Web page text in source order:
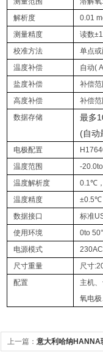
解析度
0.01
测量精度
读数
校准方法
单点
温度补偿
自动(
盐度补偿
补偿
高度补偿
补偿
数据存储
最多
(自动
电极配置
温度范围
-
温度解析度
0.1℃
温度精度
±0.5℃
数据接口
标准
使用环境
0to
电源模式
尺寸重量
尺寸
配置
主机
氧电
上一篇： 意大利哈纳HANNA